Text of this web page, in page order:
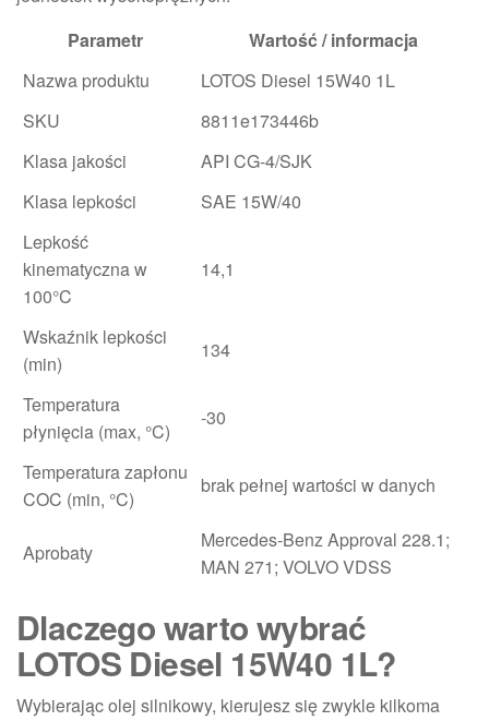
Parametr
Wartość / informacja
Nazwa produktu
LOTOS Diesel 15W40 1L
SKU
8811e173446b
Klasa jakości
API CG-4/SJK
Klasa lepkości
SAE 15W/40
Lepkość
kinematyczna w
100°C
14,1
Wskaźnik lepkości
(min)
134
Temperatura
płynięcia (max, °C)
-30
Temperatura zapłonu
COC (min, °C)
brak pełnej wartości w danych
Aprobaty
Mercedes-Benz Approval 228.1;
MAN 271; VOLVO VDSS
Dlaczego warto wybrać
LOTOS Diesel 15W40 1L?
Wybierając olej silnikowy, kierujesz się zwykle kilkoma